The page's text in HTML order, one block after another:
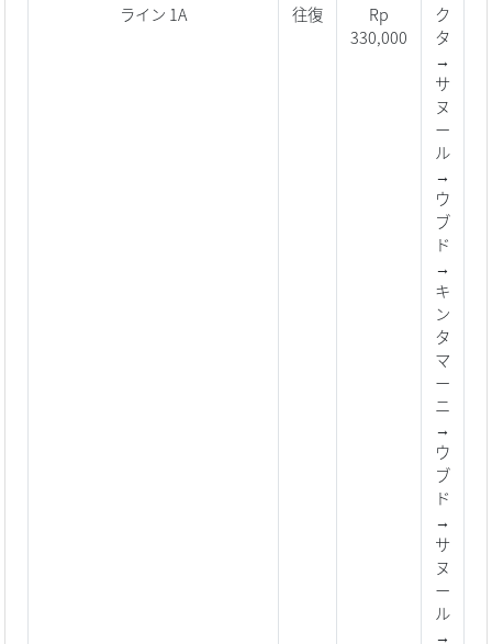
ライン 1A 往復
Rp
330,000
ク
タ
→
サ
ヌ
ー
ル
→
ウ
ブ
ド
→
キ
ン
タ
マ
ー
ニ
→
ウ
ブ
ド
→
サ
ヌ
ー
ル
→